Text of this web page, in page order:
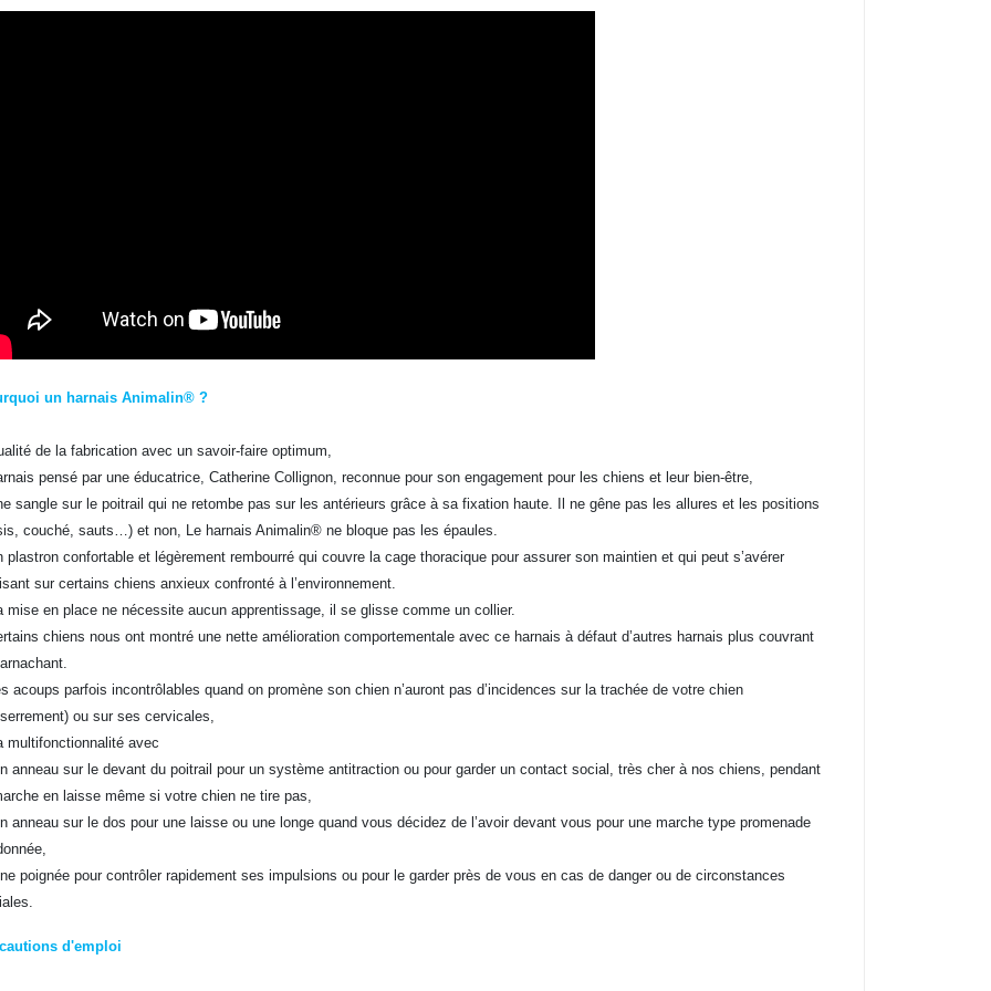
un harnais Animalin® ?
de la fabrication avec un savoir-faire optimum,
pensé par une éducatrice, Catherine Collignon, reconnue pour son engagement pour les chiens et leur bien-être,
sangle sur le poitrail qui ne retombe pas sur les antérieurs grâce à sa fixation haute. Il ne gêne pas les allures et les positions
couché, sauts…) et non, Le harnais Animalin® ne bloque pas les épaules.
plastron confortable et légèrement rembourré qui couvre la cage thoracique pour assurer son maintien et qui peut s’avérer
sur certains chiens anxieux confronté à l’environnement.
mise en place ne nécessite aucun apprentissage, il se glisse comme un collier.
chiens nous ont montré une nette amélioration comportementale avec ce harnais à défaut d’autres harnais plus couvrant
acoups parfois incontrôlables quand on promène son chien n’auront pas d’incidences sur la trachée de votre chien
ou sur ses cervicales,
multifonctionnalité avec
anneau sur le devant du poitrail pour un système antitraction ou pour garder un contact social, très cher à nos chiens, pendant
en laisse même si votre chien ne tire pas,
anneau sur le dos pour une laisse ou une longe quand vous décidez de l’avoir devant vous pour une marche type promenade
poignée pour contrôler rapidement ses impulsions ou pour le garder près de vous en cas de danger ou de circonstances
d'emploi